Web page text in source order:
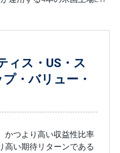
ィス・US・ス
・バリュー・
かつより高い収益性比率
高い期待リターンである